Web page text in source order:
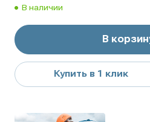
В наличии
В
Купить в 1 клик